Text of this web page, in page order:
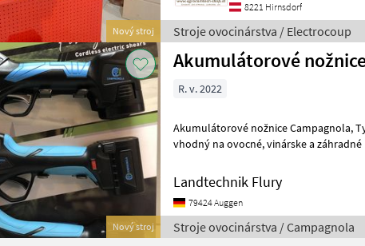
Nový stroj
8221 Hirnsdorf
Stroje ovocinárstva / Electrocoup
Nový stroj
Akumulátorové
R. v. 2022
Akumulátorové nožnice Campagnola, Typ: Speedy, Stark M a Stark L
vhodný na ovocné, vinárske a záhradné práce Praktické
Landtechnik Flury
79424 Auggen
Stroje ovocinárstva / Campagnola